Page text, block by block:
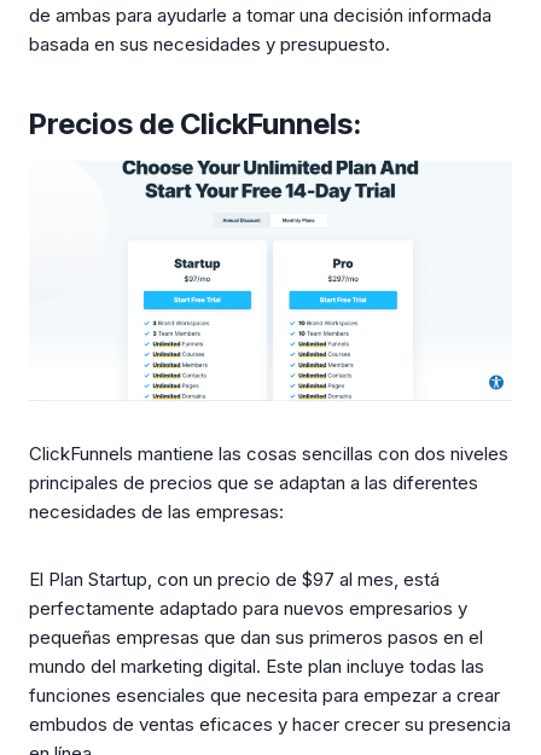
de ambas para ayudarle a tomar una decisión informada
basada en sus necesidades y presupuesto.
Precios de ClickFunnels:
ClickFunnels mantiene las cosas sencillas con dos niveles
principales de precios que se adaptan a las diferentes
necesidades de las empresas:
El Plan Startup, con un precio de $97 al mes, está
perfectamente adaptado para nuevos empresarios y
pequeñas empresas que dan sus primeros pasos en el
mundo del marketing digital. Este plan incluye todas las
funciones esenciales que necesita para empezar a crear
embudos de ventas eficaces y hacer crecer su presencia